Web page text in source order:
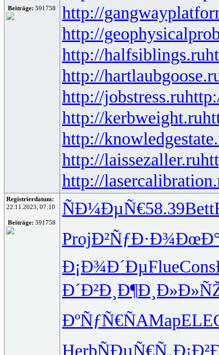
Beiträge: 591758
http://
http://
http://halfsiblings.ru
http://
http://jobstress.ru
http://kerbweight.ru
http://
http://laissezaller.ru
http://
Registrierdatum:
22.11.2023, 07:10
Beiträge: 591758
ÑÐ¼ÐµÑ€58.39Bett
ProjÐ²ÑƒÐ·Ð¾
Ð¡Ð¾Ð´ÐµFlueCons
Ð´Ð²Ð¸Ð¶
ÐºÑƒÑ€ÑAMap
HerbÑÐµÑ€Ñ‚